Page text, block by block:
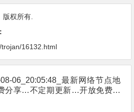
权所有.
16132.html
06_20:05:48_最新网络节点地
分享…不定期更新…开放免费分